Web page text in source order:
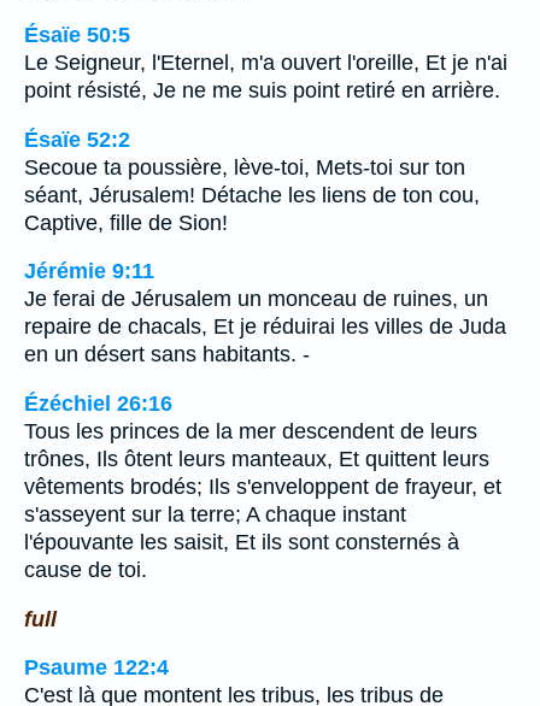
Ésaïe 50:5
Le Seigneur, l'Eternel, m'a ouvert l'oreille, Et je n'ai
point résisté, Je ne me suis point retiré en arrière.
Ésaïe 52:2
Secoue ta poussière, lève-toi, Mets-toi sur ton
séant, Jérusalem! Détache les liens de ton cou,
Captive, fille de Sion!
Jérémie 9:11
Je ferai de Jérusalem un monceau de ruines, un
repaire de chacals, Et je réduirai les villes de Juda
en un désert sans habitants. -
Ézéchiel 26:16
Tous les princes de la mer descendent de leurs
trônes, Ils ôtent leurs manteaux, Et quittent leurs
vêtements brodés; Ils s'enveloppent de frayeur, et
s'asseyent sur la terre; A chaque instant
l'épouvante les saisit, Et ils sont consternés à
cause de toi.
full
Psaume 122:4
C'est là que montent les tribus, les tribus de